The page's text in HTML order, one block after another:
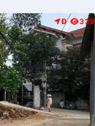
Đ 339